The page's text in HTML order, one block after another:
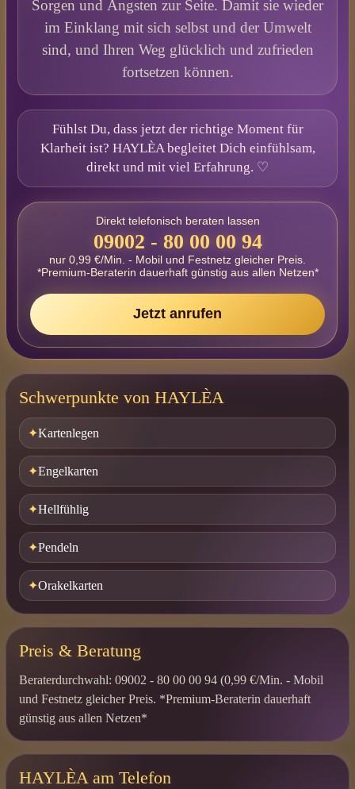
Sorgen und Ängsten zur Seite. Damit sie wieder
im Einklang mit sich selbst und der Umwelt
sind, und Ihren Weg glücklich und zufrieden
fortsetzen können.
Fühlst Du, dass jetzt der richtige Moment für
Klarheit ist? HAYLÈA begleitet Dich einfühlsam,
direkt und mit viel Erfahrung. ♡
Direkt telefonisch beraten lassen
09002 - 80 00 00 94
nur 0,99 €/Min. - Mobil und Festnetz gleicher Preis.
*Premium-Beraterin dauerhaft günstig aus allen Netzen*
Jetzt anrufen
Schwerpunkte von HAYLÈA
Kartenlegen
Engelkarten
Hellfühlig
Pendeln
Orakelkarten
Preis & Beratung
Beraterdurchwahl: 09002 - 80 00 00 94 (0,99 €/Min. - Mobil
und Festnetz gleicher Preis. *Premium-Beraterin dauerhaft
günstig aus allen Netzen*
HAYLÈA am Telefon